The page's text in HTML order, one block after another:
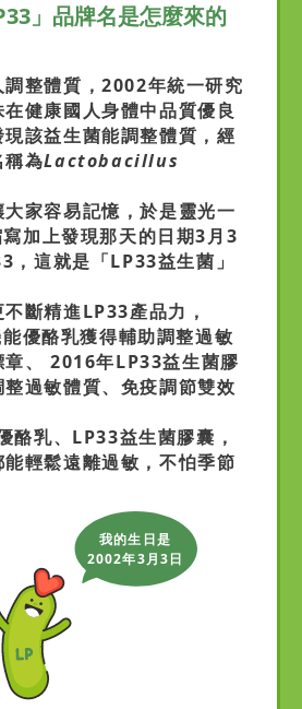
」品牌名是怎麼來的
整體質，2002年統一研究
健康國人身體中品質優良
該益生菌能調整體質，經
稱為Lactobacillus
家容易記憶，於是靈光一
加上發現那天的日期3月3
，這就是「LP33益生菌」
斷精進LP33產品力，
優酪乳獲得輔助調整過敏
章、 2016年LP33益生菌膠
過敏體質、免疫調節雙效
酪乳、LP33益生菌膠囊，
輕鬆遠離過敏，不怕季節